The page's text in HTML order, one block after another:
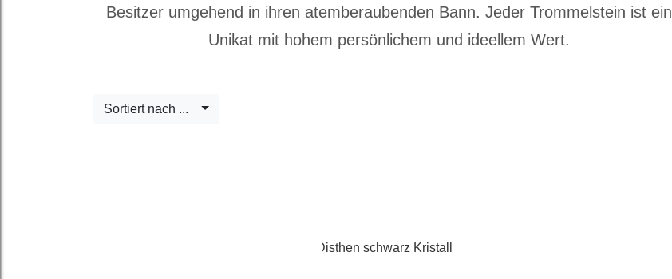
Besitzer umgehend in ihren atemberaubenden Bann. Jeder Trommelstein ist ein
Unikat mit hohem persönlichem und ideellem Wert.
Sortiert nach ...